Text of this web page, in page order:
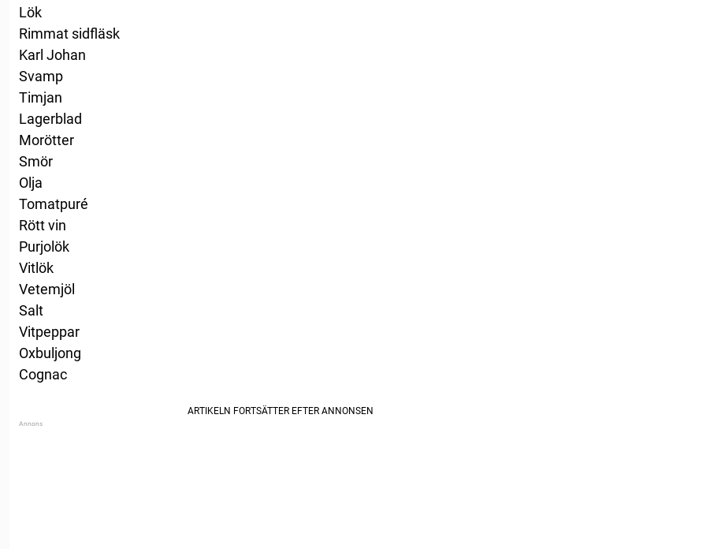
Lök
Rimmat sidfläsk
Karl Johan
Svamp
Timjan
Lagerblad
Morötter
Smör
Olja
Tomatpuré
Rött vin
Purjolök
Vitlök
Vetemjöl
Salt
Vitpeppar
Oxbuljong
Cognac